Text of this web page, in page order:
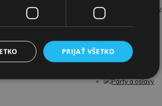
a oslavy Guľočkové dráhy
Školské potreby
Párty a oslavy
PRIJAŤ VŠETKO